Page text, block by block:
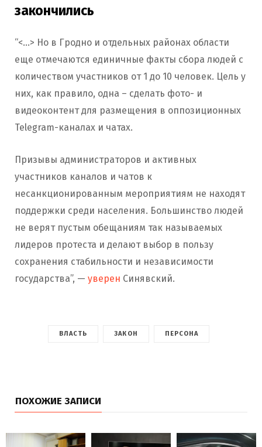
закончились
“<…> Но в Гродно и отдельных районах области
еще отмечаются единичные факты сбора людей с
количеством участников от 1 до 10 человек. Цель у
них, как правило, одна – сделать фото- и
видеоконтент для размещения в оппозиционных
Telegram-каналах и чатах.
Призывы администраторов и активных
участников каналов и чатов к
несанкционированным мероприятиям не находят
поддержки среди населения. Большинство людей
не верят пустым обещаниям так называемых
лидеров протеста и делают выбор в пользу
сохранения стабильности и независимости
государства”, — уверен Синявский.
ВЛАСТЬ ЗАКОН ПЕРСОНА
ПОХОЖИЕ ЗАПИСИ